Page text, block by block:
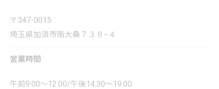
〒347-0015
埼玉県加須市南大桑７３８−４
営業時間
午前9:00～12:00/午後14:30～19:00